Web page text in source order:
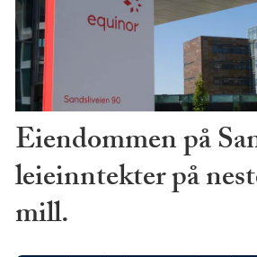
Eiendommen på
leieinntekter på
mill.